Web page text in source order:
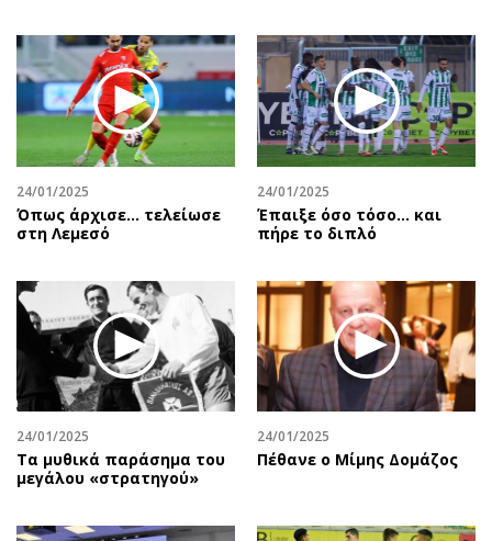
24/01/2025
Όπως άρχισε… τελείωσε
στη Λεμεσό
24/01/2025
Έπαιξε όσο τόσο… και
πήρε το διπλό
24/01/2025
Τα μυθικά παράσημα του
μεγάλου «στρατηγού»
24/01/2025
Πέθανε ο Μίμης Δομάζος